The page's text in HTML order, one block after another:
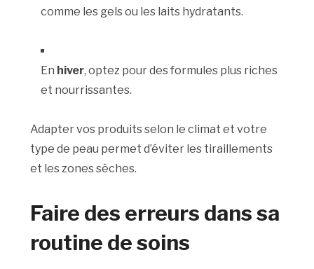
comme les gels ou les laits hydratants.
En hiver, optez pour des formules plus riches
et nourrissantes.
Adapter vos produits selon le climat et votre
type de peau permet d’éviter les tiraillements
et les zones sèches.
Faire des erreurs dans sa
routine de soins